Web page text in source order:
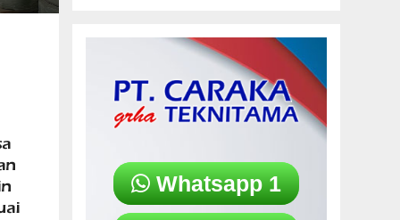
Whatsapp 1